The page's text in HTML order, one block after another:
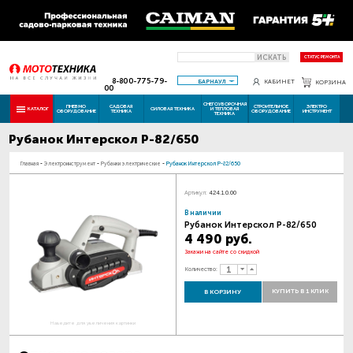
ИСКАТЬ СТАТУС РЕМОНТА
8-800-775-79-
00
БАРНАУЛ КАБИНЕТ КОРЗИНА
КАТАЛОГ ПНЕВМО
ОБОРУДОВАНИЕ
САДОВАЯ
ТЕХНИКА СИЛОВАЯ ТЕХНИКА
СНЕГОУБОРОЧНАЯ
И ТЕПЛОВАЯ
ТЕХНИКА
СТРОИТЕЛЬНОЕ
ОБОРУДОВАНИЕ
ЭЛЕКТРО
ИНСТРУМЕНТ
Рубанок Интерскол Р-82/650
Главная - Электроинструмент - Рубанки электрические - Рубанок Интерскол Р-82/650
Наведите для увеличения картинки
Артикул: 424.1.0.00
В наличии
Рубанок Интерскол Р-82/650
4 490 руб.
Закажи на сайте со скидкой
Количество:
В КОРЗИНУ КУПИТЬ В 1 КЛИК